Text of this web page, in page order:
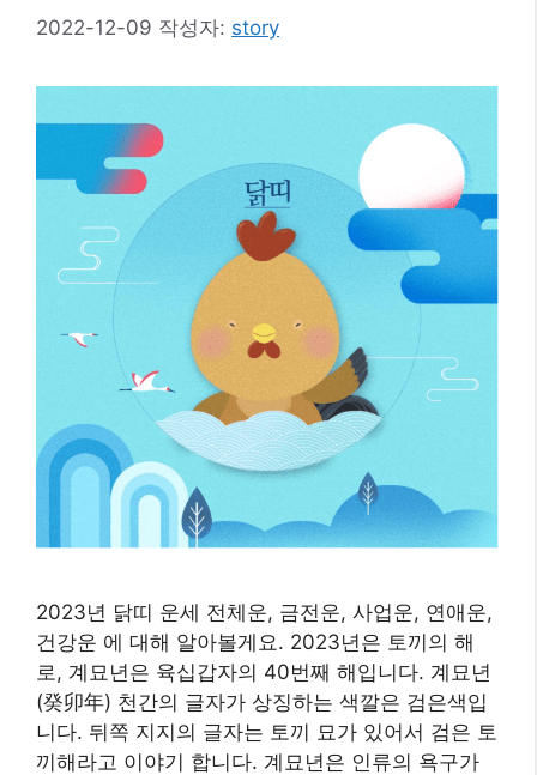
2022-12-09 작성자: story
2023년 닭띠 운세 전체운, 금전운, 사업운, 연애운,
건강운 에 대해 알아볼게요. 2023년은 토끼의 해
로, 계묘년은 육십갑자의 40번째 해입니다. 계묘년
(癸卯年) 천간의 글자가 상징하는 색깔은 검은색입
니다. 뒤쪽 지지의 글자는 토끼 묘가 있어서 검은 토
끼해라고 이야기 합니다. 계묘년은 인류의 욕구가